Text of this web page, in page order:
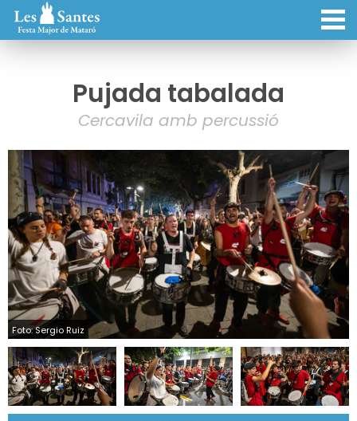
Pujada tabalada
Cercavila amb percussió
Foto: Sergio Ruiz